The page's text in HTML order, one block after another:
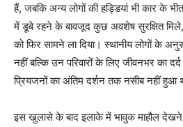
हैं, जबकि अन्य लोगों की हड्डियां भी कार के
में डूबे रहने के बावजूद कुछ अवशेष सुरक्षित
को फिर सामने ला दिया। स्थानीय लोगों के
नहीं बल्कि उन परिवारों के लिए जीवनभर का
प्रियजनों का अंतिम दर्शन तक नसीब नहीं हुआ
इस खुलासे के बाद इलाके में भावुक माहौल